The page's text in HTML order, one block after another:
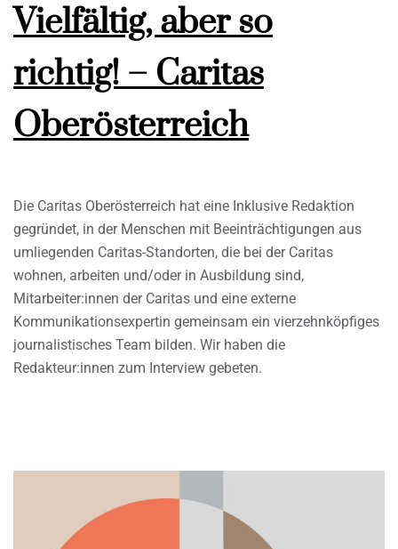
Vielfältig, aber so
richtig! – Caritas
Oberösterreich
Die Caritas Oberösterreich hat eine Inklusive Redaktion
gegründet, in der Menschen mit Beeinträchtigungen aus
umliegenden Caritas-Standorten, die bei der Caritas
wohnen, arbeiten und/oder in Ausbildung sind,
Mitarbeiter:innen der Caritas und eine externe
Kommunikationsexpertin gemeinsam ein vierzehnköpfiges
journalistisches Team bilden. Wir haben die
Redakteur:innen zum Interview gebeten.